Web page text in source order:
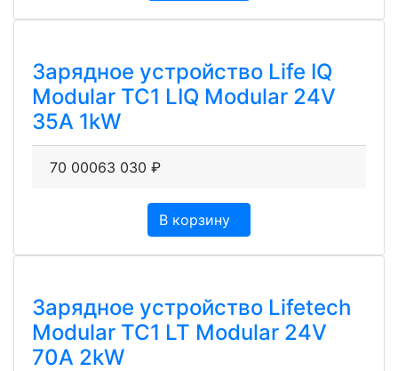
Зарядное устройство Life IQ
Modular TC1 LIQ Modular 24V
35A 1kW
70 00063 030 ₽
В корзину
Зарядное устройство Lifetech
Modular TC1 LT Modular 24V
70A 2kW